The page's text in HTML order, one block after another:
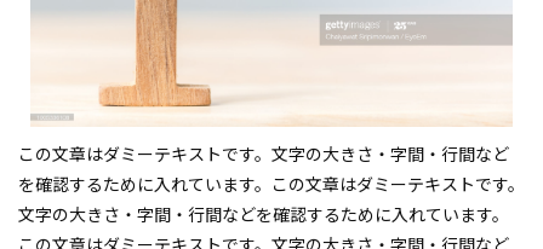
この文章はダミーテキストです。文字の大きさ・字間・行間など
を確認するために入れています。この文章はダミーテキストです。
文字の大きさ・字間・行間などを確認するために入れています。